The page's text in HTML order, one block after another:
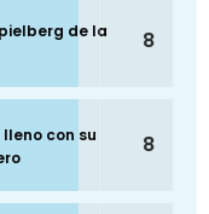
de la
8
con su
8